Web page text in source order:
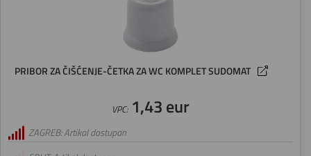
PRIBOR ZA ČIŠĆENJE-ČETKA ZA WC KOMPLET SUDOMAT
VPC:1,43 eur
ZAGREB: Artikal dostupan